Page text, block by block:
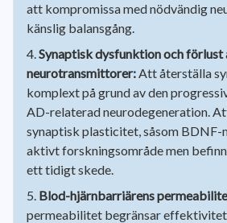
att kompromissa med nödvändig
känslig balansgång.
Synaptisk dysfunktion och förlust
neurotransmittorer:Att återställa
komplext på grund av den
AD-relaterad neurodegeneration.
synaptisk plasticitet, såsom BDNF-
aktivt forskningsområde men
ett tidigt skede.
Blod-hjärnbarriärens
permeabilitet begränsar